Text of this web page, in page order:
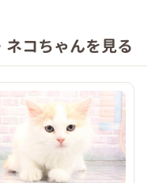
コちゃんを見る